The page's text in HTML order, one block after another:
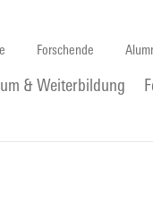
Forschende
& Weiterbildung